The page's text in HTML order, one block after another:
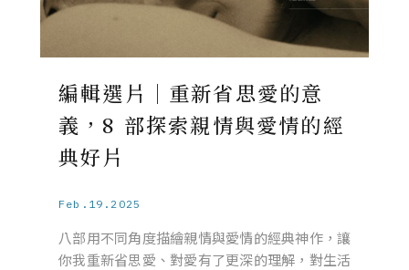
編輯選片｜重新省思愛的意
義，8 部探索親情與愛情的經
典好片
Feb.19.2025
八部用不同角度描繪親情與愛情的經典神作，讓
你我重新省思愛、對愛有了更深的理解，對生活